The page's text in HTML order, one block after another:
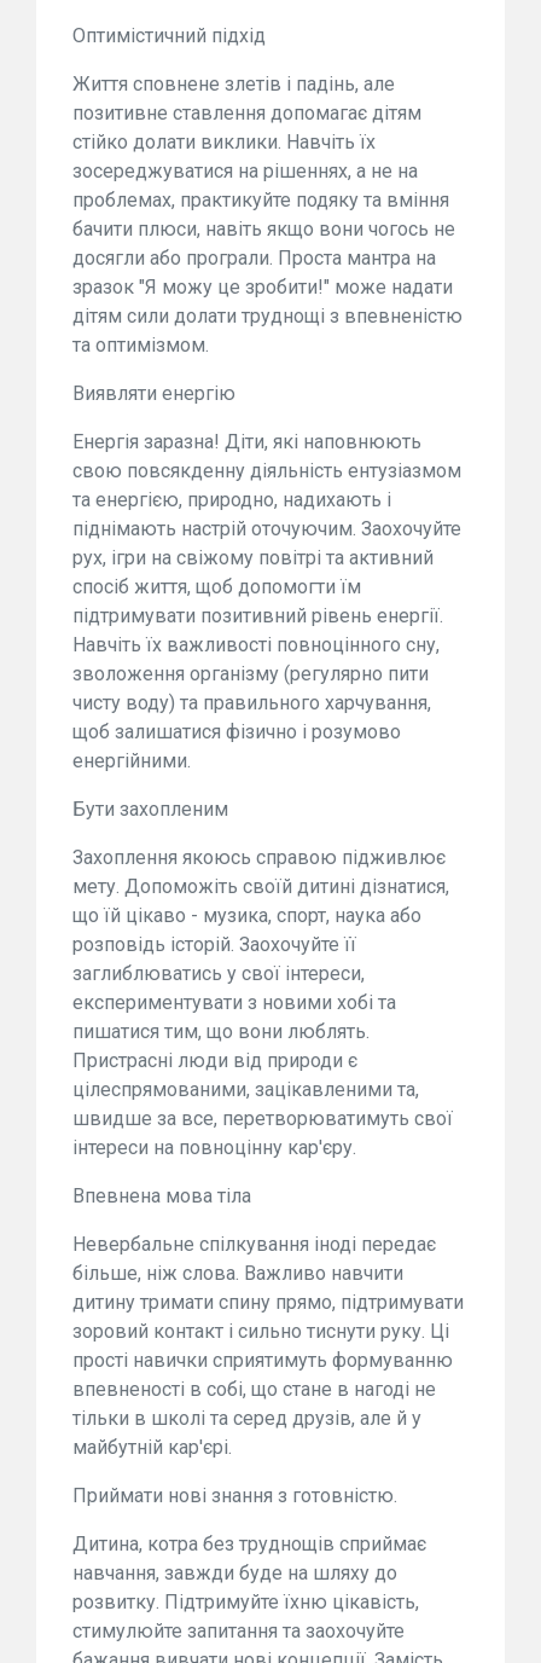
Оптимістичний підхід
Життя сповнене злетів і падінь, але
позитивне ставлення допомагає дітям
стійко долати виклики. Навчіть їх
зосереджуватися на рішеннях, а не на
проблемах, практикуйте подяку та вміння
бачити плюси, навіть якщо вони чогось не
досягли або програли. Проста мантра на
зразок "Я можу це зробити!" може надати
дітям сили долати труднощі з впевненістю
та оптимізмом.
Виявляти енергію
Енергія заразна! Діти, які наповнюють
свою повсякденну діяльність ентузіазмом
та енергією, природно, надихають і
піднімають настрій оточуючим. Заохочуйте
рух, ігри на свіжому повітрі та активний
спосіб життя, щоб допомогти їм
підтримувати позитивний рівень енергії.
Навчіть їх важливості повноцінного сну,
зволоження організму (регулярно пити
чисту воду) та правильного харчування,
щоб залишатися фізично і розумово
енергійними.
Бути захопленим
Захоплення якоюсь справою підживлює
мету. Допоможіть своїй дитині дізнатися,
що їй цікаво - музика, спорт, наука або
розповідь історій. Заохочуйте її
заглиблюватись у свої інтереси,
експериментувати з новими хобі та
пишатися тим, що вони люблять.
Пристрасні люди від природи є
цілеспрямованими, зацікавленими та,
швидше за все, перетворюватимуть свої
інтереси на повноцінну кар'єру.
Впевнена мова тіла
Невербальне спілкування іноді передає
більше, ніж слова. Важливо навчити
дитину тримати спину прямо, підтримувати
зоровий контакт і сильно тиснути руку. Ці
прості навички сприятимуть формуванню
впевненості в собі, що стане в нагоді не
тільки в школі та серед друзів, але й у
майбутній кар'єрі.
Приймати нові знання з готовністю.
Дитина, котра без труднощів сприймає
навчання, завжди буде на шляху до
розвитку. Підтримуйте їхню цікавість,
стимулюйте запитання та заохочуйте